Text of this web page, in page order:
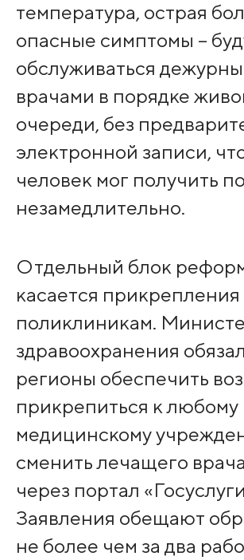
температура, острая
опасные симптомы –
обслуживаться
врачами в порядке
очереди, без
электронной записи,
человек мог получить
незамедлительно.
Отдельный блок
касается прикрепления
поликлиникам.
здравоохранения
регионы обеспечить
прикрепиться к любому
медицинскому
сменить лечащего
через портал
Заявления обещают
не более чем за два